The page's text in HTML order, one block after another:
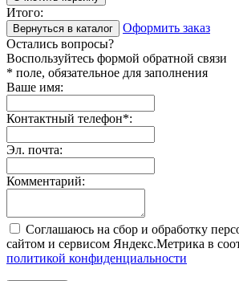
Итого:
Вернуться в каталог
Оформить заказ
Остались вопросы?
Воспользуйтесь формой обратной связи
* поле, обязательное для заполнения
Ваше имя:
Контактный телефон*:
Эл. почта:
Комментарий:
Соглашаюсь на сбор и обработку
сайтом и сервисом Яндекс.Метрика в
политикой конфиденциальности